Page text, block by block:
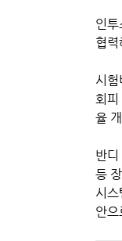
인
협
시
회피
율
반
등
시
안